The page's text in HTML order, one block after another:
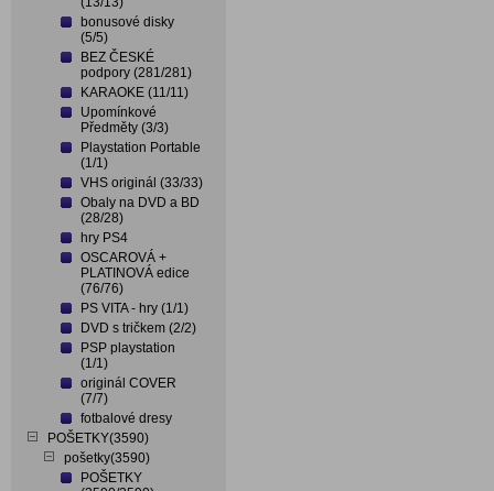
bonusové disky
(5/5)
BEZ ČESKÉ
podpory (281/281)
KARAOKE (11/11)
Upomínkové
Předměty (3/3)
Playstation Portable
(1/1)
VHS originál (33/33)
Obaly na DVD a BD
(28/28)
hry PS4
OSCAROVÁ +
PLATINOVÁ edice
(76/76)
PS VITA - hry (1/1)
DVD s tričkem (2/2)
PSP playstation
(1/1)
originál COVER
(7/7)
fotbalové dresy
POŠETKY(3590)
pošetky(3590)
POŠETKY